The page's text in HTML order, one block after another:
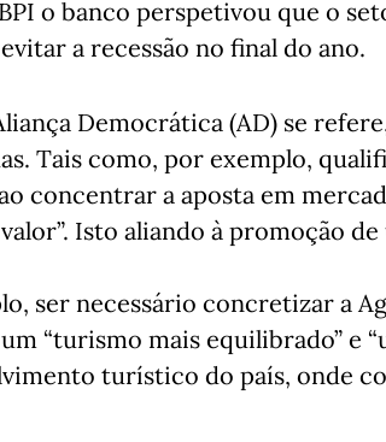
o banco perspetivou que o
a recessão no final do ano.
Democrática (AD) se
Tais como, por exemplo,
concentrar a aposta em
Isto aliando à promoção de
ser necessário concretizar a
“turismo mais equilibrado” e
turístico do país, onde